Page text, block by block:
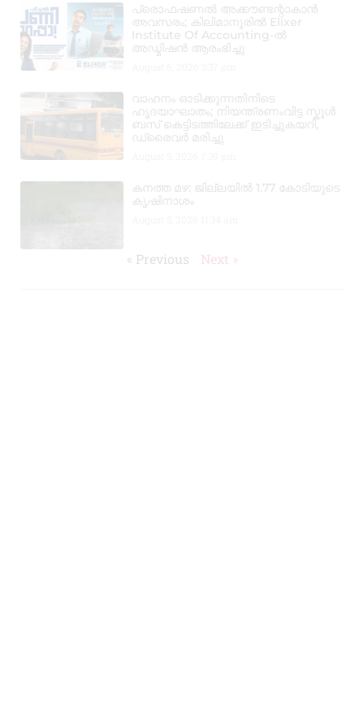
പ്രൊഫഷണൽ അക്കൗണ്ടന്റാകാൻ
അവസരം; കിലിമാനൂരിൽ Elixer
Institute Of Accounting-ൽ
അഡ്മിഷൻ ആരംഭിച്ചു
വാഹനം ഓടിക്കുന്നതിനിടെ
ഹൃദയാഘാതം; നിയന്ത്രണംവിട്ട സ്കൂൾ
ബസ് കെട്ടിടത്തിലേക്ക് ഇടിച്ചുകയറി,
ഡ്രൈവർ മരിച്ചു
കനത്ത മഴ: ജില്ലയിൽ 1.77 കോടിയുടെ
കൃഷിനാശം
« Previous Next »